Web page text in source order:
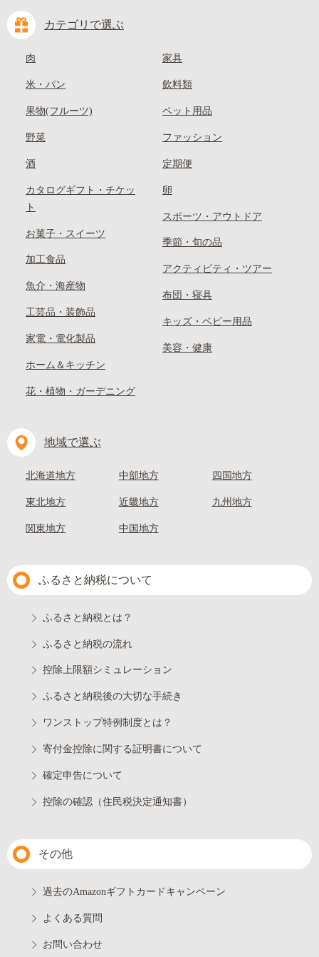
カテゴリで選ぶ
肉
米・パン
果物(フルーツ)
野菜
酒
カタログギフト・チケッ
ト
お菓子・スイーツ
加工食品
魚介・海産物
工芸品・装飾品
家電・電化製品
ホーム＆キッチン
花・植物・ガーデニング
家具
飲料類
ペット用品
ファッション
定期便
卵
スポーツ・アウトドア
季節・旬の品
アクティビティ・ツアー
布団・寝具
キッズ・ベビー用品
美容・健康
地域で選ぶ
北海道地方
東北地方
関東地方
中部地方
近畿地方
中国地方
四国地方
九州地方
ふるさと納税について
ふるさと納税とは？
ふるさと納税の流れ
控除上限額シミュレーション
ふるさと納税後の大切な手続き
ワンストップ特例制度とは？
寄付金控除に関する証明書について
確定申告について
控除の確認（住民税決定通知書）
その他
過去のAmazonギフトカードキャンペーン
よくある質問
お問い合わせ